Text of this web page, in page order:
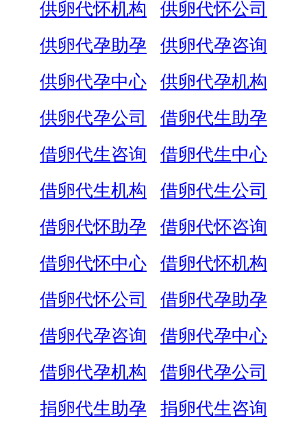
供卵代怀机构
供卵代怀公司
供卵代孕助孕
供卵代孕咨询
供卵代孕中心
供卵代孕机构
供卵代孕公司
借卵代生助孕
借卵代生咨询
借卵代生中心
借卵代生机构
借卵代生公司
借卵代怀助孕
借卵代怀咨询
借卵代怀中心
借卵代怀机构
借卵代怀公司
借卵代孕助孕
借卵代孕咨询
借卵代孕中心
借卵代孕机构
借卵代孕公司
捐卵代生助孕
捐卵代生咨询